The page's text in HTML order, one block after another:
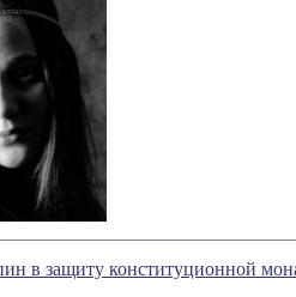
в защиту конституционной